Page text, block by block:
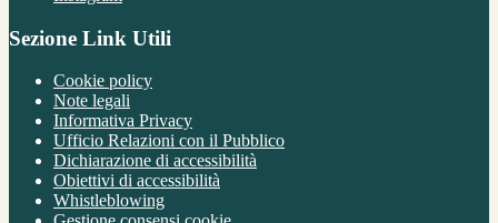
Sezione Link Utili
Cookie policy
Note legali
Informativa Privacy
Ufficio Relazioni con il Pubblico
Dichiarazione di accessibilità
Obiettivi di accessibilità
Whistleblowing